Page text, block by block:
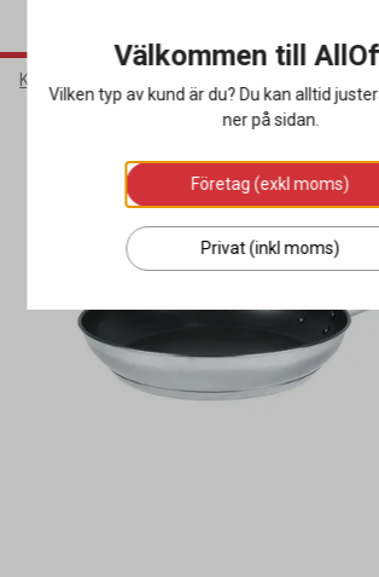
Kök & Servering
Välkommen till
Vilken typ av kund är du? Du kan alltid
ner på sidan.
Företag (exkl moms)
Privat (inkl moms)